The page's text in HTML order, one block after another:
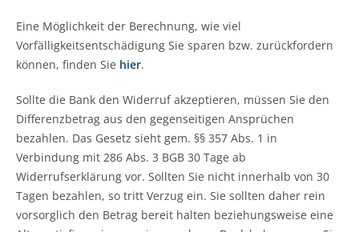
Eine Möglichkeit der Berechnung, wie viel
Vorfälligkeitsentschädigung Sie sparen bzw. zurückfordern
können, finden Sie hier.
Sollte die Bank den Widerruf akzeptieren, müssen Sie den
Differenzbetrag aus den gegenseitigen Ansprüchen
bezahlen. Das Gesetz sieht gem. §§ 357 Abs. 1 in
Verbindung mit 286 Abs. 3 BGB 30 Tage ab
Widerrufserklärung vor. Sollten Sie nicht innerhalb von 30
Tagen bezahlen, so tritt Verzug ein. Sie sollten daher rein
vorsorglich den Betrag bereit halten beziehungsweise eine